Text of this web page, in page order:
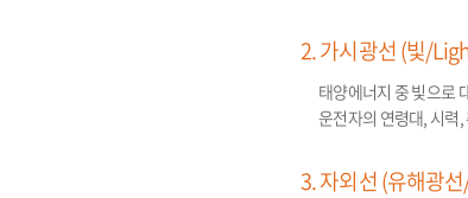
2. 가시광선 (빛/
태양에너지 중 빛으로
운전자의 연령대, 시력
3. 자외선 (유해광